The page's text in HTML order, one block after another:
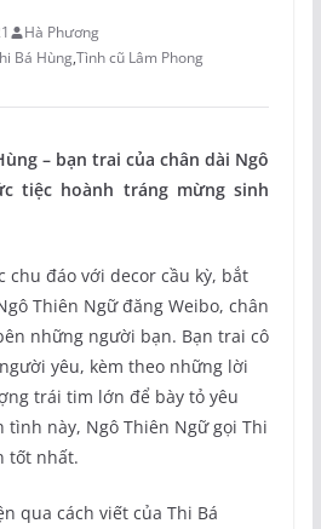
Hà Phương
Bá Hùng,Tình cũ Lâm Phong
– bạn trai của chân dài Ngô
tiệc hoành tráng mừng sinh
chu đáo với decor cầu kỳ, bắt
Thiên Ngữ đăng Weibo, chân
những người bạn. Bạn trai cô
yêu, kèm theo những lời
trái tim lớn để bày tỏ yêu
này, Ngô Thiên Ngữ gọi Thi
tốt nhất.
qua cách viết của Thi Bá